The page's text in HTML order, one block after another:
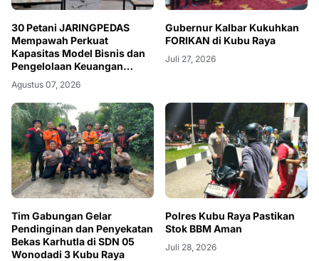
30 Petani JARINGPEDAS
Mempawah Perkuat
Kapasitas Model Bisnis dan
Pengelolaan Keuangan
Usaha
Agustus 07, 2026
Gubernur Kalbar Kukuhkan
FORIKAN di Kubu Raya
Juli 27, 2026
Tim Gabungan Gelar
Pendinginan dan Penyekatan
Bekas Karhutla di SDN 05
Wonodadi 3 Kubu Raya
Polres Kubu Raya Pastikan
Stok BBM Aman
Juli 28, 2026